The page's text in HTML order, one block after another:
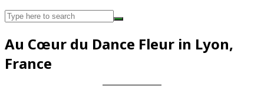
Search
Au Cœur du Dance Fleur in Lyon,
France